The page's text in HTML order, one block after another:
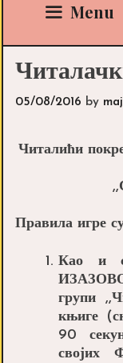
Menu
05/08/2016 by
Читалићи
Правила игре
Као и
групи
књиге
90
својих